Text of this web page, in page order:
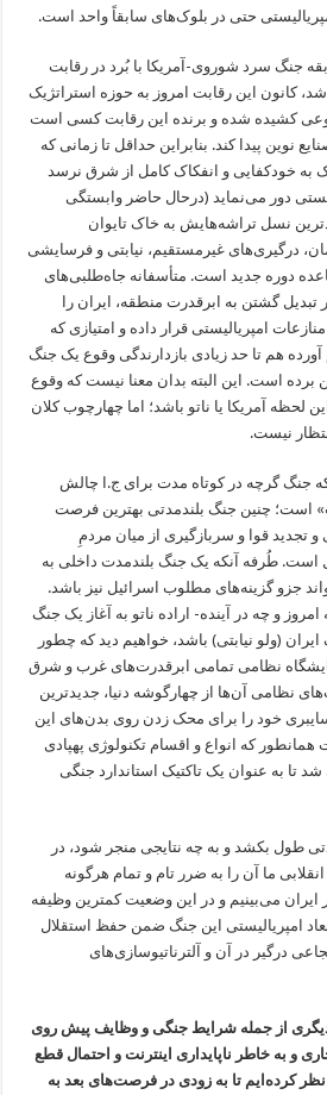
حتی در بلوک‌های سابقاً واحد است.
جنگ سرد شوروی-آمریکا با بُرد در رقابت
کانون این رقابت امروز به حوزه استراتژیک
کشیده شده و برنده این رقابت کسی است
نوین پیدا کند. بنابراین حداقل تا زمانی که
به خودکفایی و انفکاک کامل از شرق نرسد
دور می‌نماید (درحال حاضر وابستگی
نسل تراشه‌هایش به خاک تایوان
درگیری‌های غیرمستقیم، نیابتی و فرسایشی
دوره جدید است. متأسفانه جاه‌طلبی‌های
گشتن به ابرقدرت منطقه، ایران را
امپریالیستی قرار داده و امتیازی که
هم تا حد زیادی بازدارندگی وقوع یک جنگ
برده است. این البته بدان معنا نیست که وقوع
لحظه آمریکا یا ناتو باشد؛ اما چهارچوب کلان
نیست.
که جنگ گرچه در کوتاه مدت برای ج.ا چالش
است؛ چنین جنگ بلندمدتی بهترین فرصت
تجدید قوا و سربازگیری از میان مردمِ
است. طُرفه آنکه یک جنگ بلندمدت داخلی به
جزو گزینه‌های مطلوب اسرائیل نیز باشد.
و چه در آینده- اراده ناتو به آغاز یک جنگ
(ولو نیابتی) باشد، خواهیم دید که چطور
نظامی تمامی ابرقدرت‌های غرب و شرق
نظامی آن‌ها از چهارگوشه دنیا، جدیدترین
خود را برای محک‌ زدن روی بدن‌های این
که انواع و اقسام تکنولوژی پهپادی
تا به عنوان یک تاکتیک استاندارد جنگی
طول بکشد و به چه نتایجی منجر شود، در
ما آن را به ضرر تام و تمام هرگونه
می‌بینیم و در این وضعیت کمترین وظیفه
امپریالیستی این جنگ ضمن حفظ استقلال
درگیر در آن و آلترناتیوسازی‌های
دیگری از جمله شرایط جنگی و وظایف پیش روی
و به خاطر ناپایداری اینترنت و احتمال قطع
کرده‌ایم تا به زودی در فرصت‌های بعد به